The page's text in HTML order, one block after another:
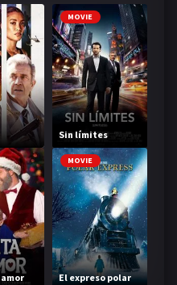
MOVIE
Sin límites
MOVIE
El expreso polar